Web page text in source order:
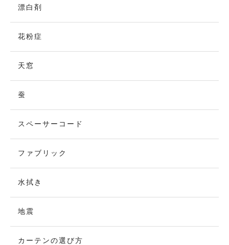
漂白剤
花粉症
天窓
蚕
スペーサーコード
ファブリック
水拭き
地震
カーテンの選び方